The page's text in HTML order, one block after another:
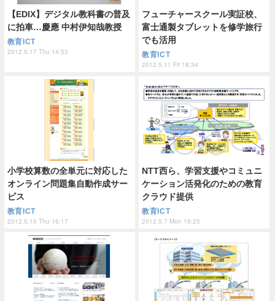
【EDIX】デジタル教科書の普及
に拍車…慶應 中村伊知哉教授
教育ICT
2012.5.17 Thu 14:53
フューチャースクール実証校、
富士通製タブレットを修学旅行
でも活用
教育ICT
2012.5.11 Fri 18:34
小学校算数の全単元に対応した
オンライン問題集自動作成サー
ビス
教育ICT
2012.5.10 Thu 16:17
NTT西ら、学習支援やコミュニ
ケーション活発化のための教育
クラウド提供
教育ICT
2012.5.7 Mon 19:25